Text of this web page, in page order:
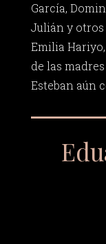
García,
Julián y otros
Emilia
de las
Esteban aún